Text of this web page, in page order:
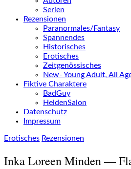
Serien
Rezensionen
Paranormales/Fantasy
Spannendes
Historisches
Erotisches
Zeitgenössisches
New- Young Adult, All
Fiktive Charaktere
BadGuy
HeldenSalon
Datenschutz
Impressum
Erotisches Rezensionen
Inka Loreen Minden —